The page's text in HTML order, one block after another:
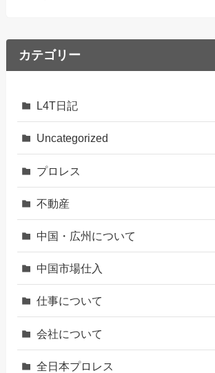
カテゴリー
L4T日記
Uncategorized
プロレス
不動産
中国・広州について
中国市場仕入
仕事について
会社について
全日本プロレス